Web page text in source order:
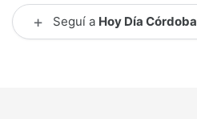
+ Seguí a Hoy Día Córdoba